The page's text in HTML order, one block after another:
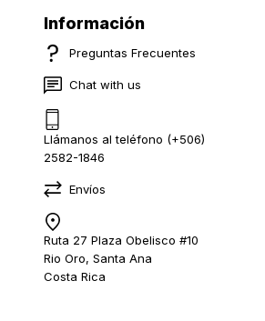
Información
Preguntas Frecuentes
Chat with us
Llámanos al teléfono (+506)
2582-1846
Envíos
Ruta 27 Plaza Obelisco #10
Rio Oro, Santa Ana
Costa Rica